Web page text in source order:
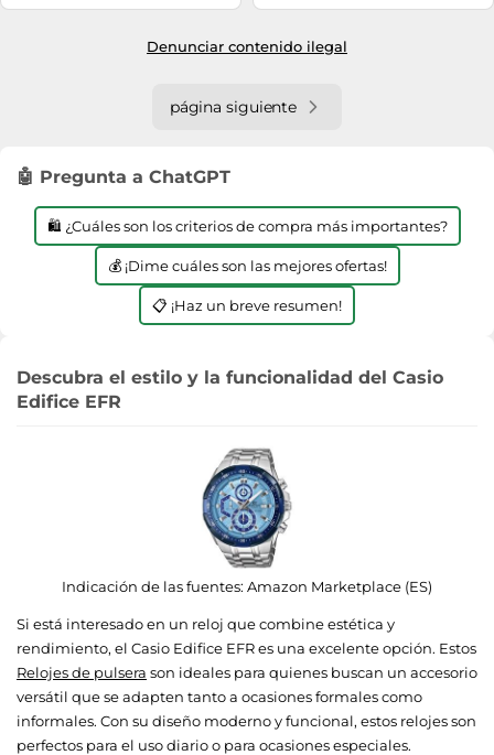
Denunciar contenido ilegal
página siguiente
🤖 Pregunta a ChatGPT
🛍️ ¿Cuáles son los criterios de compra más importantes?
💰 ¡Dime cuáles son las mejores ofertas!
📋 ¡Haz un breve resumen!
Descubra el estilo y la funcionalidad del Casio
Edifice EFR
Indicación de las fuentes: Amazon Marketplace (ES)
Si está interesado en un reloj que combine estética y
rendimiento, el Casio Edifice EFR es una excelente opción. Estos
Relojes de pulsera son ideales para quienes buscan un accesorio
versátil que se adapten tanto a ocasiones formales como
informales. Con su diseño moderno y funcional, estos relojes son
perfectos para el uso diario o para ocasiones especiales.